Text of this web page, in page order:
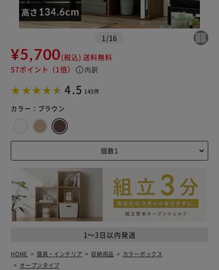
1 /16
¥5,700(税込) 送料無料
57ポイント （1倍） info 内訳
4.5 143件
カラー： ブラウン
1～3日以内発送
HOME 寝具・インテリア 収納用品
カラーボックス
オープンタイプ
カートに入れる